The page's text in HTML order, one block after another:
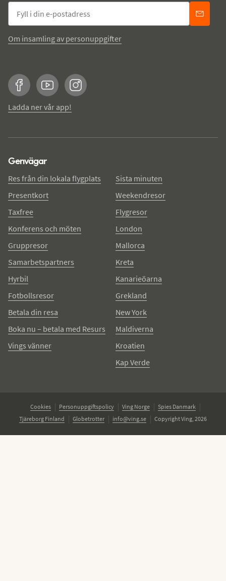
Om insamling av personuppgifter
FacebookYouTubeInstagram
Ladda ner vår app!
Genvägar
Res från din lokala flygplats
Presentkort
Taxfree
Konferens och möten
Gruppresor
Samarbetspartners
Hyrbil
Fotbollsresor
Betala din resa
Boka nu – betala med Resurs
Vings vänner
Sista minuten
Weekendresor
Flygresor
London
Mallorca
Kreta
Kanarieöarna
Grekland
New York
Maldiverna
Kroatien
Kap Verde
Cookies Personuppgiftspolicy Ving Norge
Spies Danmark
Tjäreborg Finland
Globetrotter info@ving.se Copyright Ving, 2026